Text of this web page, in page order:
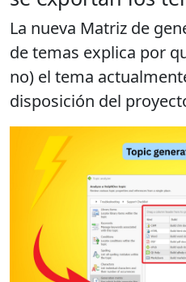
La nueva Matriz de
de temas explica por
no) el tema
disposición del